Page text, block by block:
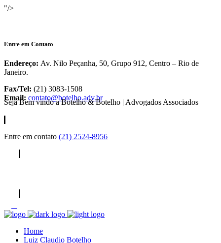
"/>
Entre em Contato
Endereço: Av. Nilo Peçanha, 50, Grupo 912, Centro – Rio de
Janeiro.
Fax/Tel: (21) 3083-1508
Email: contato@botelho.adv.br
Seja Bem vindo a Botelho & Botelho | Advogados Associados
Entre em contato (21) 2524-8956
Home
Luiz Claudio Botelho